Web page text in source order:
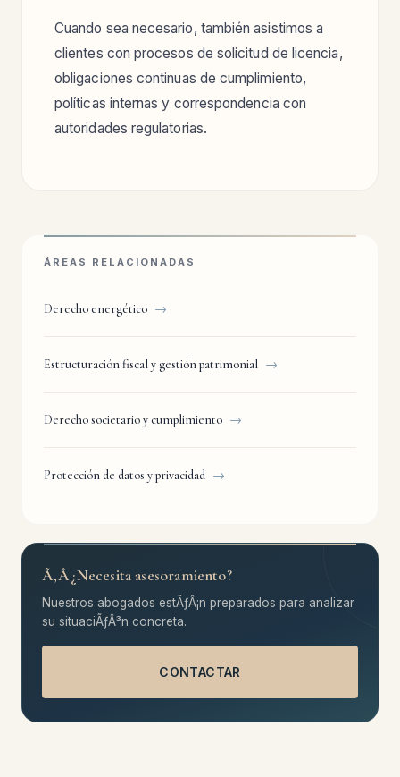
Cuando sea necesario, también asistimos a
clientes con procesos de solicitud de licencia,
obligaciones continuas de cumplimiento,
políticas internas y correspondencia con
autoridades regulatorias.
ÁREAS RELACIONADAS
Derecho energético →
Estructuración fiscal y gestión patrimonial →
Derecho societario y cumplimiento →
Protección de datos y privacidad →
Ã‚Â¿Necesita asesoramiento?
Nuestros abogados estÃƒÂ¡n preparados para analizar
su situaciÃƒÂ³n concreta.
CONTACTAR